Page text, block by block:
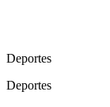
Deportes
Deportes